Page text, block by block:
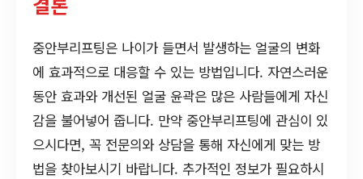
중안부리프팅은 나이가 들면서 발생하는 얼굴의 변화
에 효과적으로 대응할 수 있는 방법입니다. 자연스러운
동안 효과와 개선된 얼굴 윤곽은 많은 사람들에게 자신
감을 불어넣어 줍니다. 만약 중안부리프팅에 관심이 있
으시다면, 꼭 전문의와 상담을 통해 자신에게 맞는 방
법을 찾아보시기 바랍니다. 추가적인 정보가 필요하시